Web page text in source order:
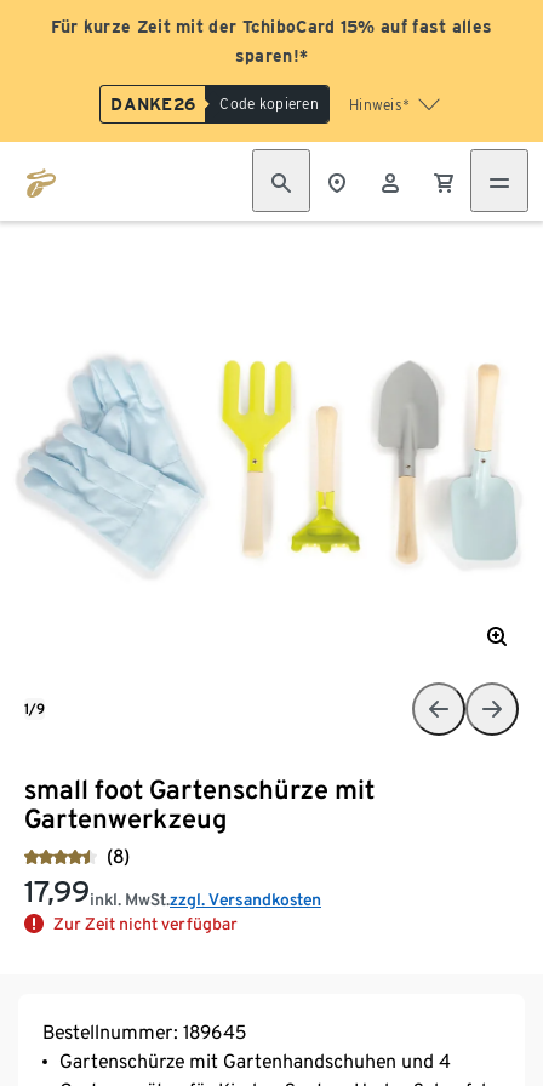
Für kurze Zeit mit der TchiboCard 15% auf fast alles
sparen!*
DANKE26 Code kopieren Hinweis*
small foot Gartenschürze mit
Gartenwerkzeug
(8)
17,99inkl. MwSt.zzgl. Versandkosten
Zur Zeit nicht verfügbar
1/9
Bestellnummer: 189645
Gartenschürze mit Gartenhandschuhen und 4